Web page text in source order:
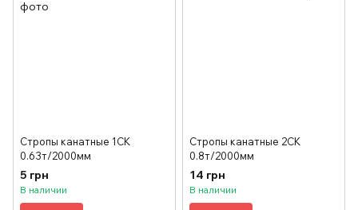
Стропы канатные 1СК
0.63т/2000мм
5 грн
В наличии
Стропы канатные 2СК
0.8т/2000мм
14 грн
В наличии